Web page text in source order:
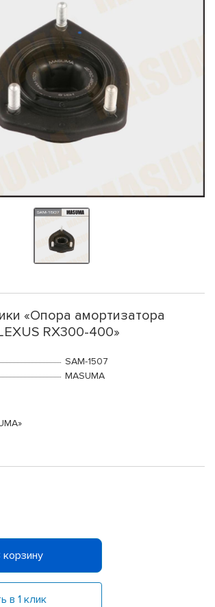
«Опора амортизатора
RX300-400»
SAM-1507
MASUMA
корзину
в 1 клик